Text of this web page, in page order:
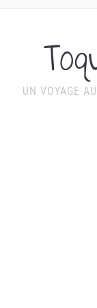
UN VOYAGE